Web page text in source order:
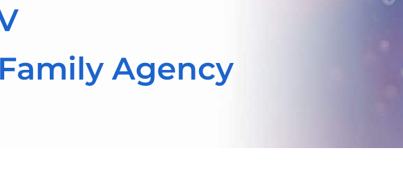
Agency